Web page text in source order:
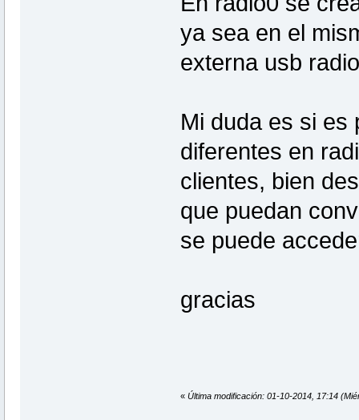
ya sea en el
externa usb
Mi duda es si es
diferentes en
clientes, bien
que puedan
se puede
gracias
« Última modificación: 01-10-2014, 17:14